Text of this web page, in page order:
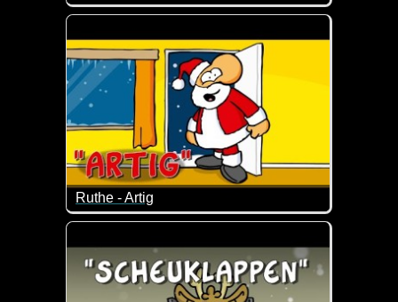
Ja, die Zeiten, was Weihnachten für die jungen
Ruthe - Artig
An wen erinnert uns dieses Video nur ;-)